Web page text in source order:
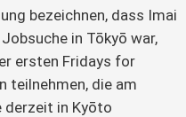
bezeichnen, dass Imai
in Tōkyō war,
ersten Fridays for
teilnehmen, die am
derzeit in Kyōto